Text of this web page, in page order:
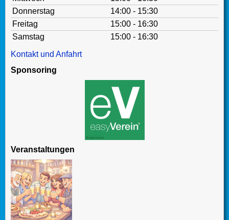
Donnerstag
14:00 - 15:30
Freitag
15:00 - 16:30
Samstag
15:00 - 16:30
Kontakt und Anfahrt
Sponsoring
Veranstaltungen